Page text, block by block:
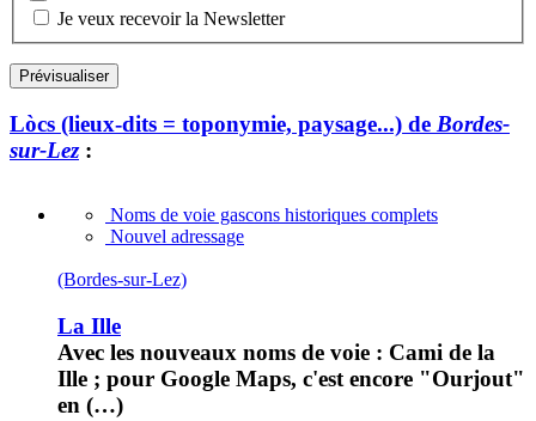
Je veux recevoir la Newsletter
Lòcs (lieux-dits = toponymie, paysage...) de Bordes-
sur-Lez:
Noms de voie gascons historiques complets
Nouvel adressage
(Bordes-sur-Lez)
La Ille
Avec les nouveaux noms de voie : Cami de la
Ille ; pour Google Maps, c'est encore "Ourjout"
en (…)